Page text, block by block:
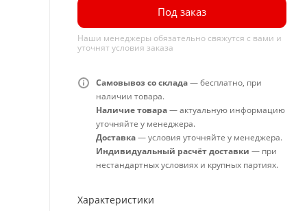
Под заказ
Наши менеджеры обязательно свяжутся с вами и
уточнят условия заказа
Самовывоз со склада— бесплатно, при
наличии товара.
Наличие товара— актуальную информацию
уточняйте у менеджера.
Доставка— условия уточняйте у менеджера.
Индивидуальный расчёт доставки — при
нестандартных условиях и крупных партиях.
Характеристики